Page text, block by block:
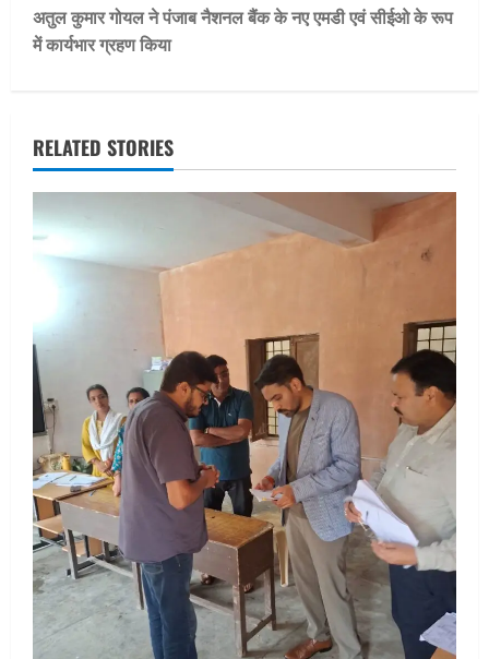
t
n
v
i
g
t
i
o
n
अतुल कुमार गोयल ने पंजाब नैशनल बैंक के नए एमडी एवं सीईओ के रूप
में कार्यभार ग्रहण किया
RELATED STORIES